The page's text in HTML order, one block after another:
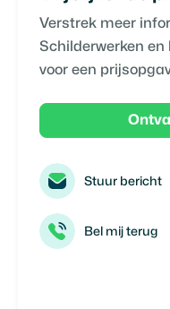
Verstrek meer
Schilderwerken en
voor een
Stuur bericht
Bel mij terug